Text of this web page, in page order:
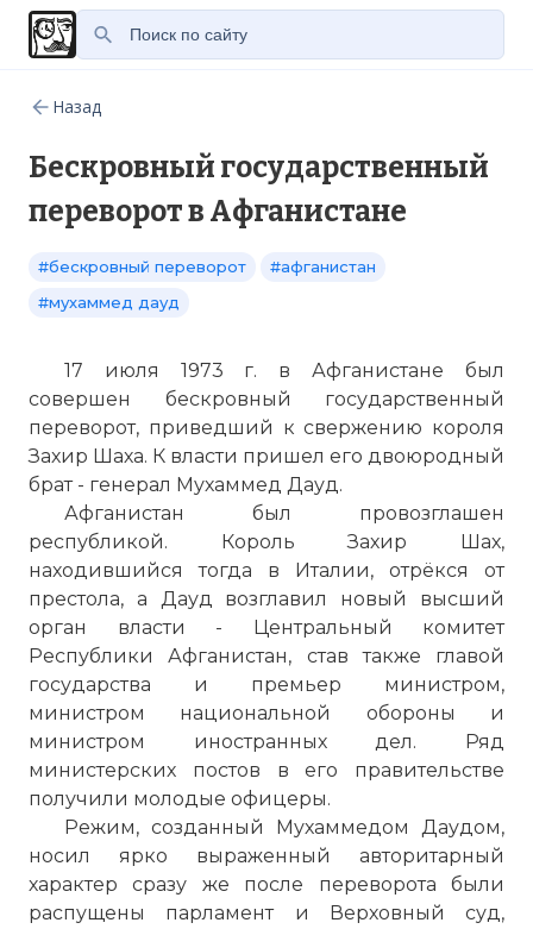
Назад
Бескровный государственный
переворот в Афганистане
#бескровный переворот
#афганистан
#мухаммед дауд
17 июля 1973 г. в Афганистане был
совершен бескровный государственный
переворот, приведший к свержению короля
Захир Шаха. К власти пришел его двоюродный
брат - генерал Мухаммед Дауд.
Афганистан был провозглашен
республикой. Король Захир Шах,
находившийся тогда в Италии, отрёкся от
престола, а Дауд возглавил новый высший
орган власти - Центральный комитет
Республики Афганистан, став также главой
государства и премьер министром,
министром национальной обороны и
министром иностранных дел. Ряд
министерских постов в его правительстве
получили молодые офицеры.
Режим, созданный Мухаммедом Даудом,
носил ярко выраженный авторитарный
характер сразу же после переворота были
распущены парламент и Верховный суд,